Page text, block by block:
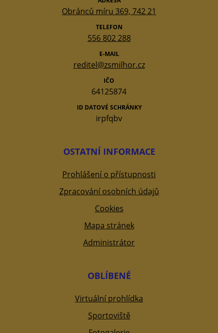
Obránců míru 369, 742 21
TELEFON
556 802 288
E-MAIL
reditel@zsmilhor.cz
IČO
64125874
ID DATOVÉ SCHRÁNKY
irpfqbv
OSTATNÍ INFORMACE
Prohlášení o přístupnosti
Zpracování osobních údajů
Cookies
Mapa stránek
Administrátor
OBLÍBENÉ
Virtuální prohlídka
Sportoviště